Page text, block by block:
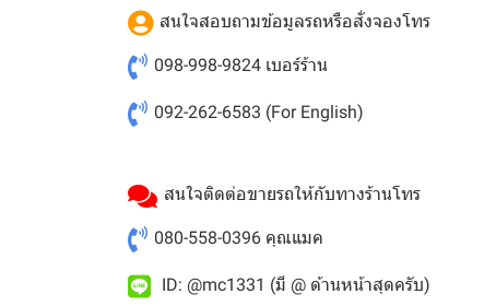
สนใจสอบถามข้อมูลรถหรือสั่งจองโทร
098-998-9824 เบอร์ร้าน
092-262-6583 (For English)
สนใจติดต่อขายรถให้กับทางร้านโทร
080-558-0396 คุณแมค
ID: @mc1331 (มี @ ด้านหน้าสุดครับ)